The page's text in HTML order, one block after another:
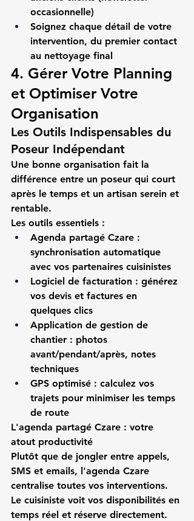
occasionnelle)
Soignez chaque détail de votre
intervention, du premier contact
au nettoyage final
4. Gérer Votre Planning
et Optimiser Votre
Organisation
Les Outils Indispensables du
Poseur Indépendant
Une bonne organisation fait la
différence entre un poseur qui court
après le temps et un artisan serein et
rentable.
Les outils essentiels :
Agenda partagé Czare :
synchronisation automatique
avec vos partenaires cuisinistes
Logiciel de facturation : générez
vos devis et factures en
quelques clics
Application de gestion de
chantier : photos
avant/pendant/après, notes
techniques
GPS optimisé : calculez vos
trajets pour minimiser les temps
de route
L'agenda partagé Czare : votre
atout productivité
Plutôt que de jongler entre appels,
SMS et emails, l'agenda Czare
centralise toutes vos interventions.
Le cuisiniste voit vos disponibilités en
temps réel et réserve directement.